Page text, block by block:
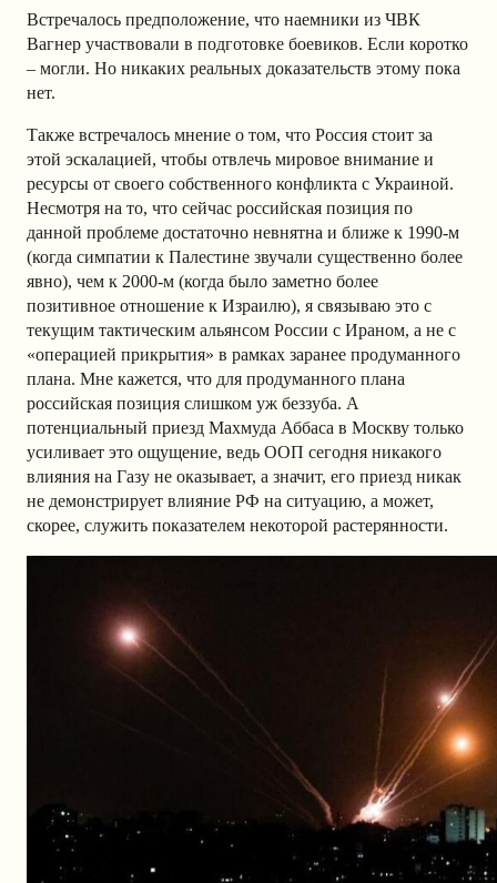
Встречалось предположение, что наемники из ЧВК
Вагнер участвовали в подготовке боевиков. Если коротко
– могли. Но никаких реальных доказательств этому пока
нет.
Также встречалось мнение о том, что Россия стоит за
этой эскалацией, чтобы отвлечь мировое внимание и
ресурсы от своего собственного конфликта с Украиной.
Несмотря на то, что сейчас российская позиция по
данной проблеме достаточно невнятна и ближе к 1990-м
(когда симпатии к Палестине звучали существенно более
явно), чем к 2000-м (когда было заметно более
позитивное отношение к Израилю), я связываю это с
текущим тактическим альянсом России с Ираном, а не с
«операцией прикрытия» в рамках заранее продуманного
плана. Мне кажется, что для продуманного плана
российская позиция слишком уж беззуба. А
потенциальный приезд Махмуда Аббаса в Москву только
усиливает это ощущение, ведь ООП сегодня никакого
влияния на Газу не оказывает, а значит, его приезд никак
не демонстрирует влияние РФ на ситуацию, а может,
скорее, служить показателем некоторой растерянности.